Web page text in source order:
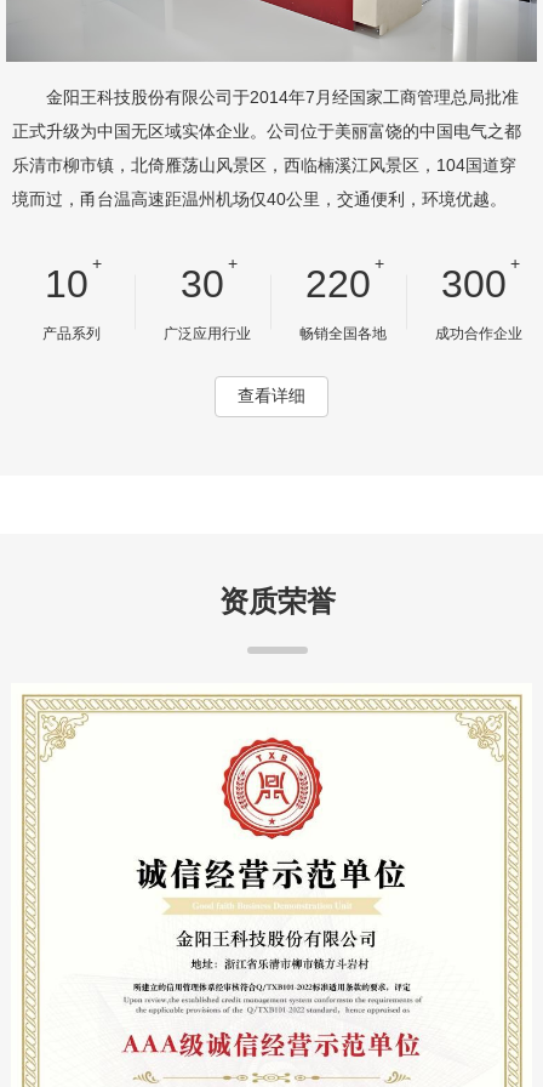
金阳王科技股份有限公司于2014年7月经国家工商管理总局批准
正式升级为中国无区域实体企业。公司位于美丽富饶的中国电气之都
乐清市柳市镇，北倚雁荡山风景区，西临楠溪江风景区，104国道穿
境而过，甬台温高速距温州机场仅40公里，交通便利，环境优越。
10 +
产品系列
30 +
广泛应用行业
220 +
畅销全国各地
300 +
成功合作企业
查看详细
资质荣誉